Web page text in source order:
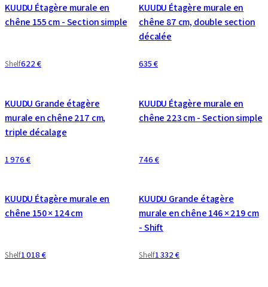
KUUDU Étagère murale en
chêne 155 cm - Section simple
Shelf622 €
KUUDU Étagère murale en
chêne 87 cm, double section
décalée
635 €
KUUDU Grande étagère
murale en chêne 217 cm,
triple décalage
1 976 €
KUUDU Étagère murale en
chêne 223 cm - Section simple
746 €
KUUDU Étagère murale en
chêne 150 × 124 cm
Shelf1 018 €
KUUDU Grande étagère
murale en chêne 146 × 219 cm
- Shift
Shelf1 332 €